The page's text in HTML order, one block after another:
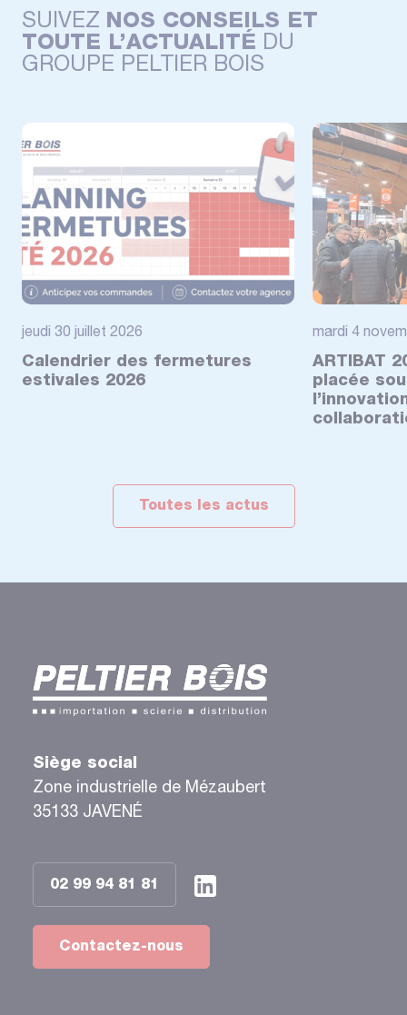
SUIVEZ NOS CONSEILS ET
TOUTE L’ACTUALITÉ DU
GROUPE PELTIER BOIS
jeudi 30 juillet 2026
Calendrier des fermetures
estivales 2026
mardi 4
ARTIBAT
placée
Toutes les actus
Siège social
Zone industrielle de Mézaubert
35133 JAVENÉ
02 99 94 81 81
Contactez-nous